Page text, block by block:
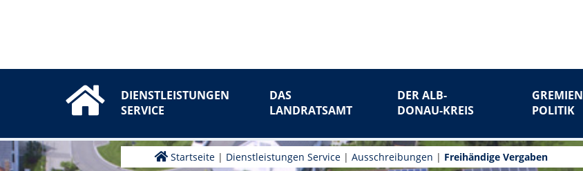
DIENSTLEISTUNGEN
SERVICE
DAS
LANDRATSAMT
DER ALB-
DONAU-KREIS
GREMIEN
POLITIK
Startseite | Dienstleistungen Service |Ausschreibungen | Freihändige Vergaben